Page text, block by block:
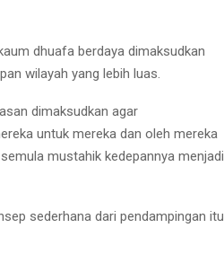
dhuafa berdaya dimaksudkan
wilayah yang lebih luas.
dimaksudkan agar
untuk mereka dan oleh mereka
mustahik kedepannya menjadi
sederhana dari pendampingan itu